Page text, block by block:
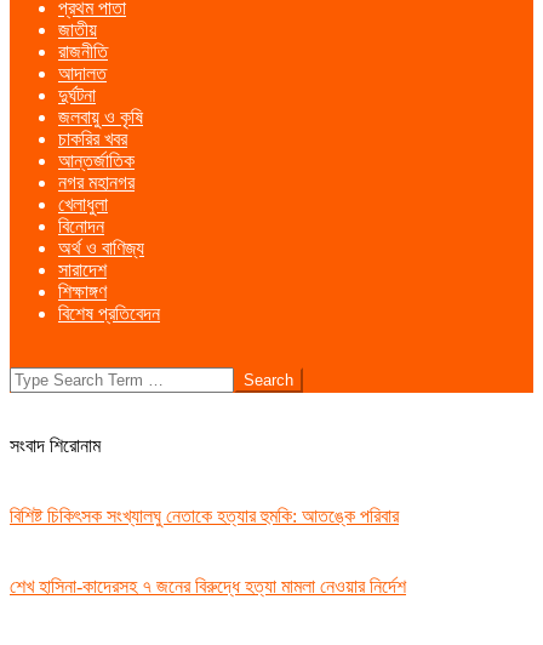
Menu
প্রথম পাতা
জাতীয়
রাজনীতি
আদালত
দুর্ঘটনা
জলবায়ু ও কৃষি
চাকরির খবর
আন্তর্জাতিক
নগর মহানগর
খেলাধুলা
বিনোদন
অর্থ ও বাণিজ্য
সারাদেশ
শিক্ষাঙ্গণ
বিশেষ প্রতিবেদন
Search
সংবাদ শিরোনাম
বিশিষ্ট চিকিৎসক সংখ্যালঘু নেতাকে হত্যার হুমকি: আতঙ্কে পরিবার
শেখ হাসিনা-কাদেরসহ ৭ জনের বিরুদ্ধে হত্যা মামলা নেওয়ার নির্দেশ